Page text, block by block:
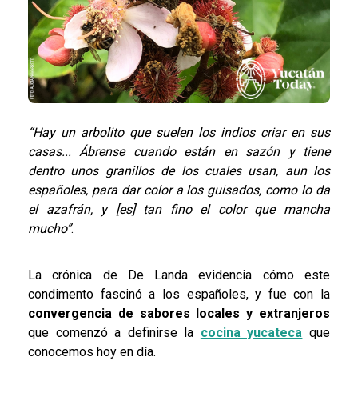
“Hay un arbolito que suelen los indios criar en sus
casas... Ábrense cuando están en sazón y tiene
dentro unos granillos de los cuales usan, aun los
españoles, para dar color a los guisados, como lo da
el azafrán, y [es] tan fino el color que mancha
mucho”.
La crónica de De Landa evidencia cómo este
condimento fascinó a los españoles, y fue con la
convergencia de sabores locales y extranjeros
que comenzó a definirse la cocina yucateca que
conocemos hoy en día.